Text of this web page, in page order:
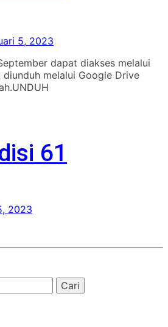
5, 2023
dapat diakses melalui
melalui Google Drive
61
2023